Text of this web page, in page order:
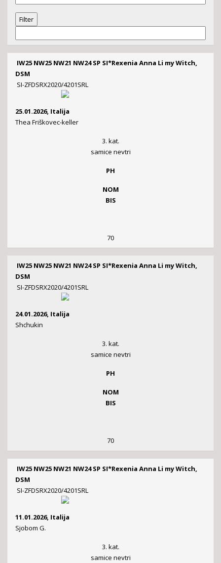
IW25 NW25 NW21 NW24 SP SI*Rexenia Anna Li my Witch,
DSM
SI-ZFDSRX2020/4201SRL
25.01.2026, Italija
Thea Friškovec-keller
3. kat.
samice nevtri
PH
NOM
BIS
70
IW25 NW25 NW21 NW24 SP SI*Rexenia Anna Li my Witch,
DSM
SI-ZFDSRX2020/4201SRL
24.01.2026, Italija
Shchukin
3. kat.
samice nevtri
PH
NOM
BIS
70
IW25 NW25 NW21 NW24 SP SI*Rexenia Anna Li my Witch,
DSM
SI-ZFDSRX2020/4201SRL
11.01.2026, Italija
Sjobom G.
3. kat.
samice nevtri